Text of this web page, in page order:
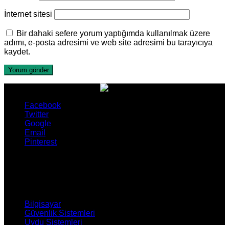
İnternet sitesi
Bir dahaki sefere yorum yaptığımda kullanılmak üzere
adımı, e-posta adresimi ve web site adresimi bu tarayıcıya
kaydet.
Facebook
Twitter
Google
Email
Pinterest
Bilgisayar
Güvenlik Sistemleri
Uydu Sistemleri